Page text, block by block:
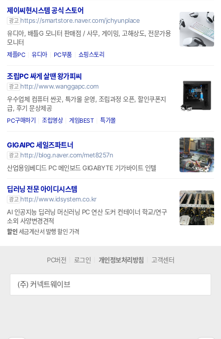
제이씨현시스템 공식 스토어
광고 https://smartstore.naver.com/jchyunplace
유디아, 배틀G 모니터 판매점 / 사무, 게이밍, 고해상도, 전문가용
모니터
제플PC 유디아 PC부품 쇼핑스토리
조립PC 싸게 살땐 왕가피씨
광고 http://www.wanggapc.com
우수업체 컴퓨터 싼곳, 특가몰 운영, 조립과정 오픈, 할인쿠폰지
급, 후기 문상제공
PC구매하기 조립영상 게임BEST 특가몰
GIGAIPC 세일즈파트너
광고 http://blog.naver.com/met8257n
산업용임베디드 PC 메인보드 GIGABYTE 기가바이트 인텔
딥러닝 전문 아이디시스템
광고 http://www.idsystem.co.kr
AI 인공지능 딥러닝 머신러닝 PC 연산 도커 컨테이너 학교/연구
소외 사양변경견적
할인 세금계산서 발행 할인 가격
PC버전 로그인 개인정보처리방침 고객센터
(주) 커넥트웨이브